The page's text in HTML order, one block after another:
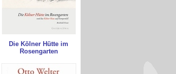
Die Kölner Hütte im
Rosengarten